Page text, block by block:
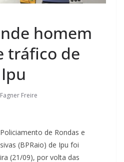
homem
tráfico de
Fagner Freire
de Rondas e
(BPRaio) de Ipu foi
(21/09), por volta das